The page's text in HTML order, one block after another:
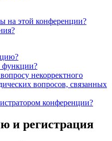
на этой конференции?
функции?
некорректного
вопросов, связанных
конференции?
и регистрация